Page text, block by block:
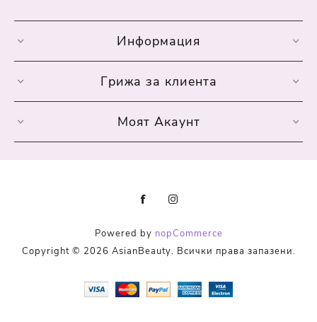
Информация
Грижа за клиента
Моят Акаунт
Powered by nopCommerce
Copyright © 2026 AsianBeauty. Всички права запазени.